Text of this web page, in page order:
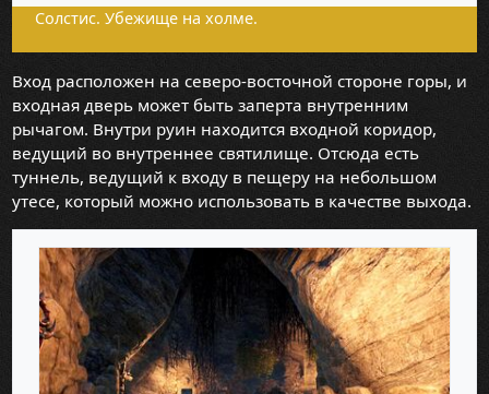
Солстис. Убежище на холме.
Вход расположен на северо-восточной стороне горы, и
входная дверь может быть заперта внутренним
рычагом. Внутри руин находится входной коридор,
ведущий во внутреннее святилище. Отсюда есть
туннель, ведущий к входу в пещеру на небольшом
утесе, который можно использовать в качестве выхода.